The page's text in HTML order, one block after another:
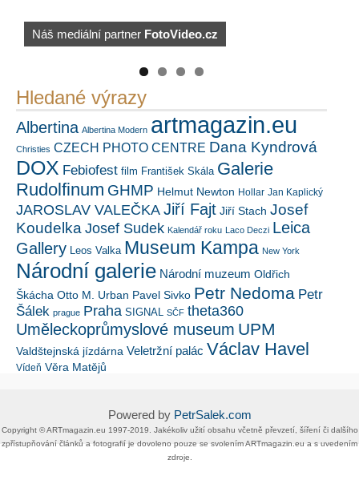
PetrSalek.com
Hledané výrazy
Albertina Albertina Modern artmagazin.eu
Christies CZECH PHOTO CENTRE Dana Kyndrová
DOX Febiofest film František Skála Galerie
Rudolfinum GHMP Helmut Newton Hollar Jan Kaplický
JAROSLAV VALEČKA Jiří Fajt Jiří Stach Josef
Koudelka Josef Sudek Kalendář roku Laco Deczi Leica
Gallery Leos Valka Museum Kampa New York
Národní galerie Národní muzeum Oldřich
Škácha Otto M. Urban Pavel Sivko Petr Nedoma Petr
Šálek prague Praha SIGNAL SČF theta360
Uměleckoprůmyslové museum UPM
Valdštejnská jízdárna Veletržní palác Václav Havel
Vídeň Věra Matějů
Powered by PetrSalek.com
Copyright ©​ ​​ARTmagazin.eu ​1997-2019​.​ Jakékoliv užití obsahu včetně převzetí, šíření či dalšího
zpřístupňování článků a fotografií je dovoleno pouze se svolením ​ARTmagazin.eu​ ​a s uvedením
zdroje.